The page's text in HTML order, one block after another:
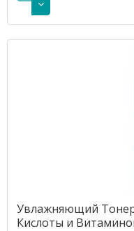
Увлажняющий
Кислоты и